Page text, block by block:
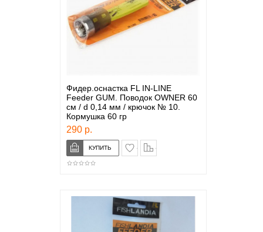
Фидер.оснастка FL IN-LINE
Feeder GUM. Поводок OWNER 60
см / d 0,14 мм / крючок № 10.
Кормушка 60 гр
290 р.
в закладки